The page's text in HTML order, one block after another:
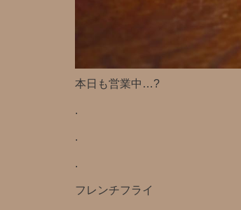
本日も営業中…?
.
.
.
フレンチフライ